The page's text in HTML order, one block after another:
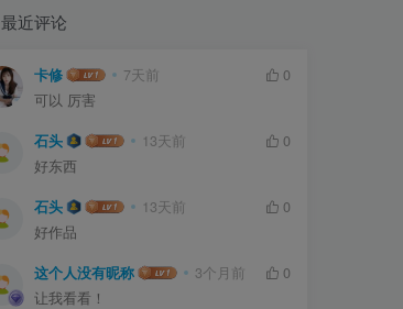
最近评论
卡修 7天前
0
可以 厉害
石头 13天前
0
好东西
石头 13天前
0
好作品
这个人没有昵称 3个月前
0
让我看看！